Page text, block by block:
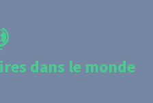
dans le monde